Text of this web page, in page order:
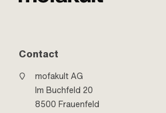
Contact
mofakult AG
Im Buchfeld 20
8500 Frauenfeld